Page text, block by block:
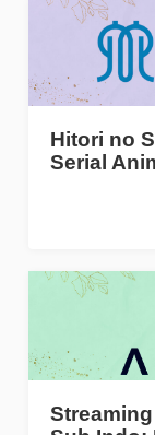
Hitori no
Serial